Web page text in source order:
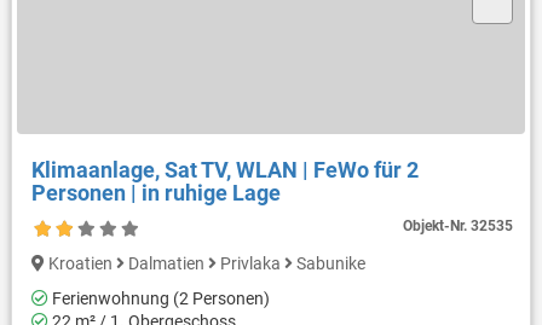
Klimaanlage, Sat TV, WLAN | FeWo für 2
Personen | in ruhige Lage
Objekt-Nr.32535
Kroatien Dalmatien Privlaka
Sabunike
Ferienwohnung (2 Personen)
22 m² / 1. Obergeschoss